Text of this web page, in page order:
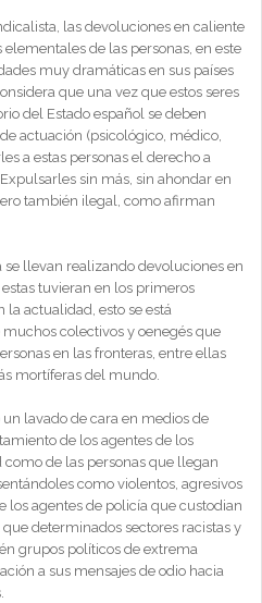
las devoluciones en caliente
de las personas, en este
muy dramáticas en sus países
que una vez que estos seres
del Estado español se deben
actuación (psicológico, médico,
a estas personas el derecho a
sin más, sin ahondar en
también ilegal, como afirman
se llevan realizando devoluciones en
tuvieran en los primeros
actualidad, esto se está
colectivos y oenegés que
en las fronteras, entre ellas
mortíferas del mundo.
un lavado de cara en medios de
de los agentes de los
de las personas que llegan
como violentos, agresivos
los agentes de policía que custodian
que determinados sectores racistas y
grupos políticos de extrema
a sus mensajes de odio hacia